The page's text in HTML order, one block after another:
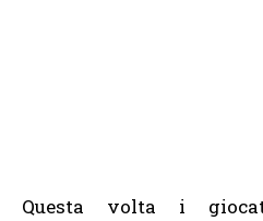
Questa volta i